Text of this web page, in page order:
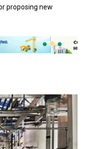
proposing new